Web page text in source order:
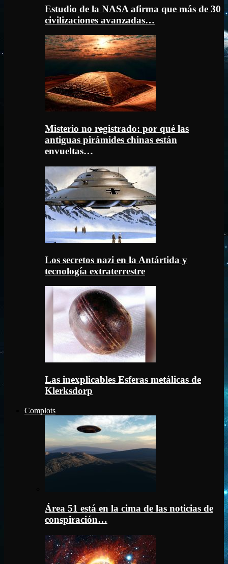
Estudio de la NASA afirma que más de 30
civilizaciones avanzadas…
Misterio no registrado: por qué las
antiguas pirámides chinas están
envueltas…
Los secretos nazi en la Antártida y
tecnología extraterrestre
Las inexplicables Esferas metálicas de
Klerksdorp
Complots
Área 51 está en la cima de las noticias de
conspiración…